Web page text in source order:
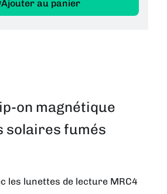
Ajouter au panier
on magnétique
solaires fumés
les lunettes de lecture MRC4